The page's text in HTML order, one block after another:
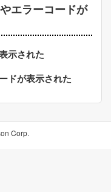
エラーコードが
示された
ドが表示された
Corp.